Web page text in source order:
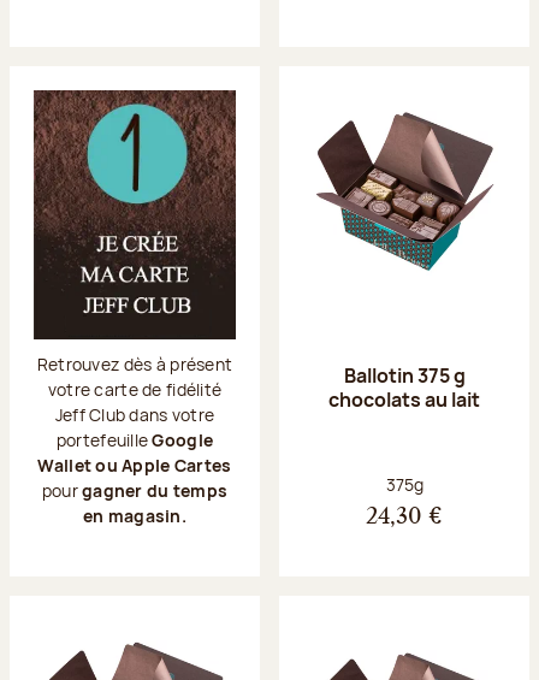
Retrouvez dès à présent
votre carte de fidélité
Jeff Club dans votre
portefeuilleGoogle
Wallet ou Apple Cartes
pourgagner du temps
en magasin.
Ballotin 375 g
chocolats au lait
Poids net :
375g
24,30 €